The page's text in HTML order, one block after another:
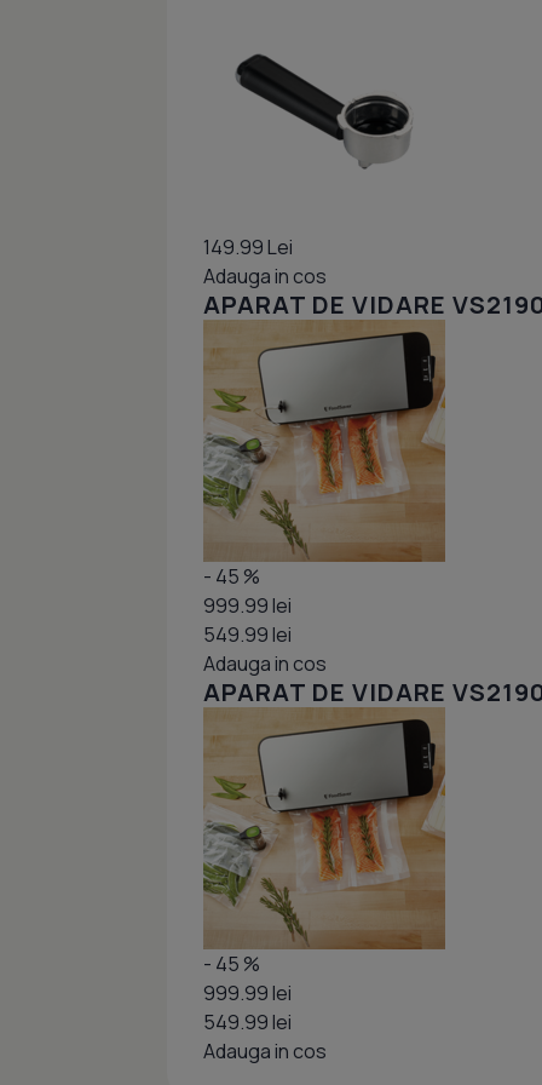
149.99 Lei
Adauga in cos
APARAT DE VIDARE
- 45 %
999.99 lei
549.99 lei
Adauga in cos
APARAT DE VIDARE
- 45 %
999.99 lei
549.99 lei
Adauga in cos